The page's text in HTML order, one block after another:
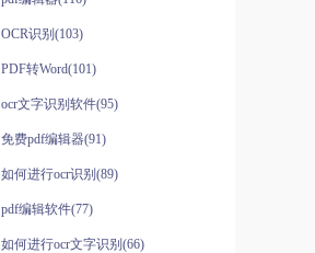
OCR识别(103)
PDF转Word(101)
ocr文字识别软件(95)
免费pdf编辑器(91)
如何进行ocr识别(89)
pdf编辑软件(77)
如何进行ocr文字识别(66)